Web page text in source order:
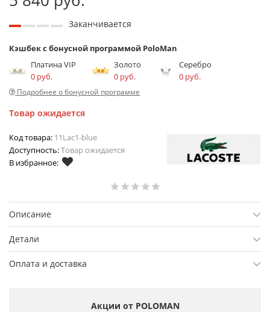
Заканчивается
Кэшбек с бонусной программой PoloMan
Платина VIP
0 руб.
Золото
0 руб.
Серебро
0 руб.
Подробнее о бонусной программе
Товар ожидается
Код товара: 11Lac1-blue
Доступность:Товар ожидается
В избранное:
Описание
Детали
Оплата и доставка
Акции от POLOMAN